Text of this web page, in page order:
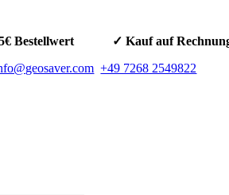
75€ Bestellwert ✓ Kauf auf
+49 7268 2549822